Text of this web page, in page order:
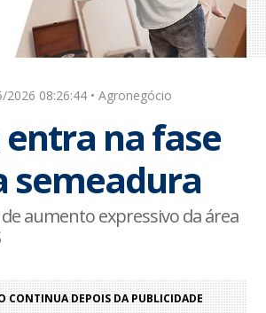
08:26:44 • Agronegócio
entra na fase
semeadura
aumento expressivo da área
CONTINUA DEPOIS DA PUBLICIDADE